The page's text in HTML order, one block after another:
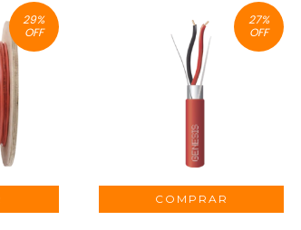
29%
OFF
27%
OFF